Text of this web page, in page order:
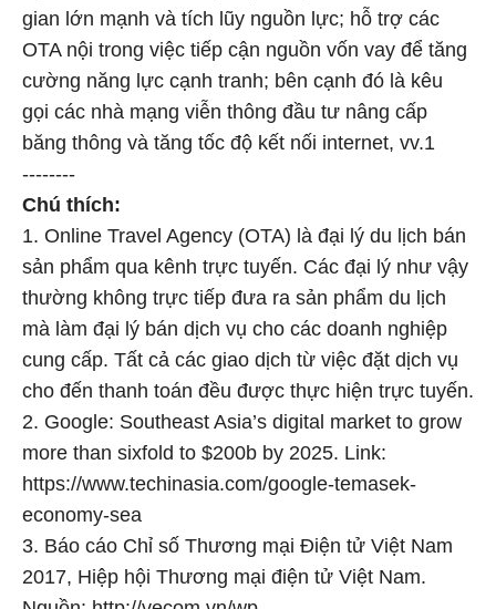
gian lớn mạnh và tích lũy nguồn lực; hỗ trợ các
OTA nội trong việc tiếp cận nguồn vốn vay để tăng
cường năng lực cạnh tranh; bên cạnh đó là kêu
gọi các nhà mạng viễn thông đầu tư nâng cấp
băng thông và tăng tốc độ kết nối internet, vv.1
--------
Chú thích:
1. Online Travel Agency (OTA) là đại lý du lịch bán
sản phẩm qua kênh trực tuyến. Các đại lý như vậy
thường không trực tiếp đưa ra sản phẩm du lịch
mà làm đại lý bán dịch vụ cho các doanh nghiệp
cung cấp. Tất cả các giao dịch từ việc đặt dịch vụ
cho đến thanh toán đều được thực hiện trực tuyến.
2. Google: Southeast Asia’s digital market to grow
more than sixfold to $200b by 2025. Link:
https://www.techinasia.com/google-temasek-
economy-sea
3. Báo cáo Chỉ số Thương mại Điện tử Việt Nam
2017, Hiệp hội Thương mại điện tử Việt Nam.